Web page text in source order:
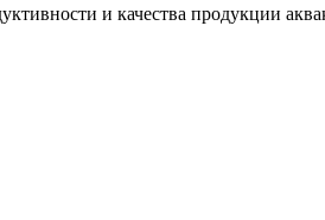
и качества продукции